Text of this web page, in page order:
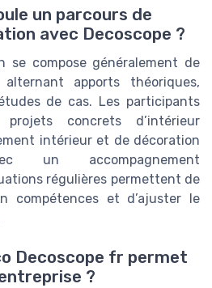
un parcours de
avec Decoscope ?
se compose généralement de
alternant apports théoriques,
de cas. Les participants
concrets d’intérieur
intérieur et de décoration
un accompagnement
régulières permettent de
compétences et d’ajuster le
Decoscope fr permet
?